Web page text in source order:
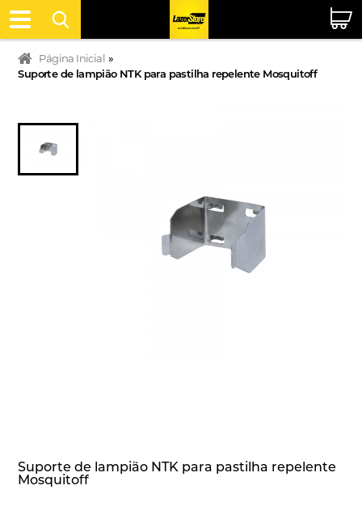
Página Inicial »
Suporte de lampião NTK para pastilha repelente Mosquitoff
Suporte de lampião NTK para pastilha repelente
Mosquitoff